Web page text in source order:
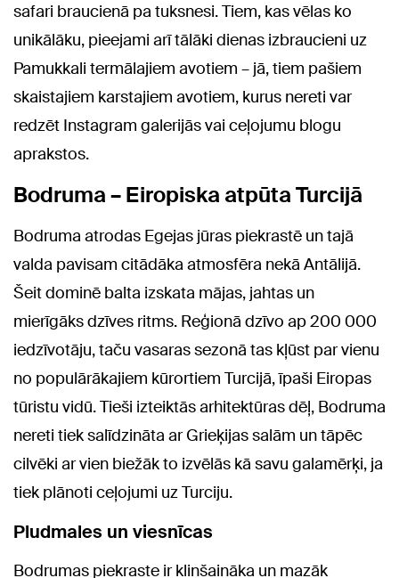
safari braucienā pa tuksnesi. Tiem, kas vēlas ko
unikālāku, pieejami arī tālāki dienas izbraucieni uz
Pamukkali termālajiem avotiem – jā, tiem pašiem
skaistajiem karstajiem avotiem, kurus nereti var
redzēt Instagram galerijās vai ceļojumu blogu
aprakstos.
Bodruma – Eiropiska atpūta Turcijā
Bodruma atrodas Egejas jūras piekrastē un tajā
valda pavisam citādāka atmosfēra nekā Antālijā.
Šeit dominē balta izskata mājas, jahtas un
mierīgāks dzīves ritms. Reģionā dzīvo ap 200 000
iedzīvotāju, taču vasaras sezonā tas kļūst par vienu
no populārākajiem kūrortiem Turcijā, īpaši Eiropas
tūristu vidū. Tieši izteiktās arhitektūras dēļ, Bodruma
nereti tiek salīdzināta ar Grieķijas salām un tāpēc
cilvēki ar vien biežāk to izvēlās kā savu galamērķi, ja
tiek plānoti ceļojumi uz Turciju.
Pludmales un viesnīcas
Bodrumas piekraste ir klinšaināka un mazāk